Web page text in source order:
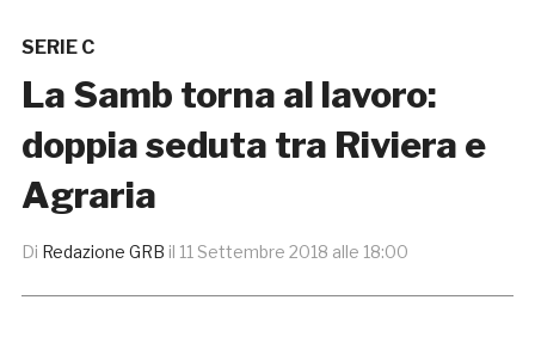
SERIE C
La Samb torna al lavoro:
doppia seduta tra Riviera e
Agraria
Di Redazione GRB il 11 Settembre 2018 alle 18:00